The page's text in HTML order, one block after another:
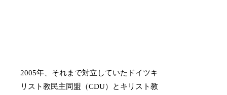
2005年、それまで対立していたドイツキ
リスト教民主同盟（CDU）とキリスト教